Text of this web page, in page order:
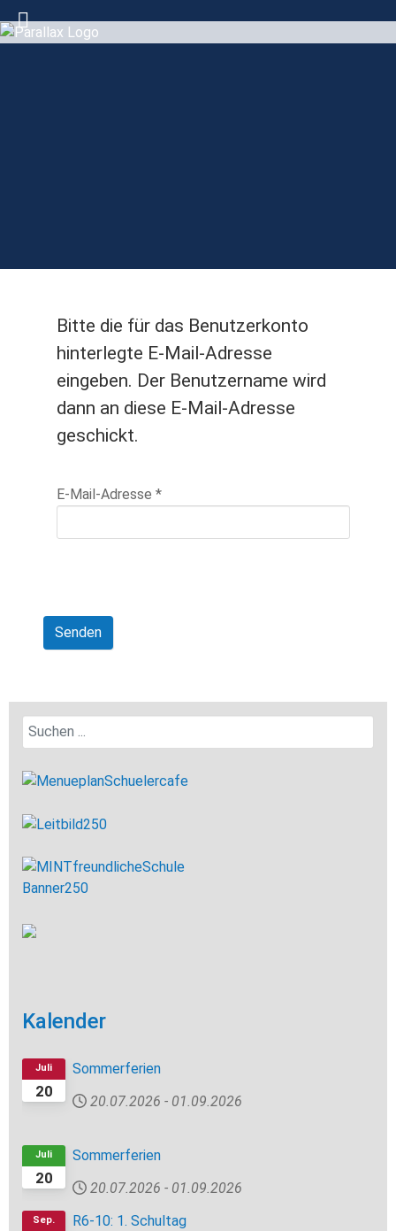
Bitte die für das Benutzerkonto
hinterlegte E-Mail-Adresse
eingeben. Der Benutzername wird
dann an diese E-Mail-Adresse
geschickt.
E-Mail-Adresse *
Senden
Kalender
20
Juli
Sommerferien
20.07.2026 - 01.09.2026
20
Juli
Sommerferien
20.07.2026 - 01.09.2026
Sep.
R6-10: 1. Schultag